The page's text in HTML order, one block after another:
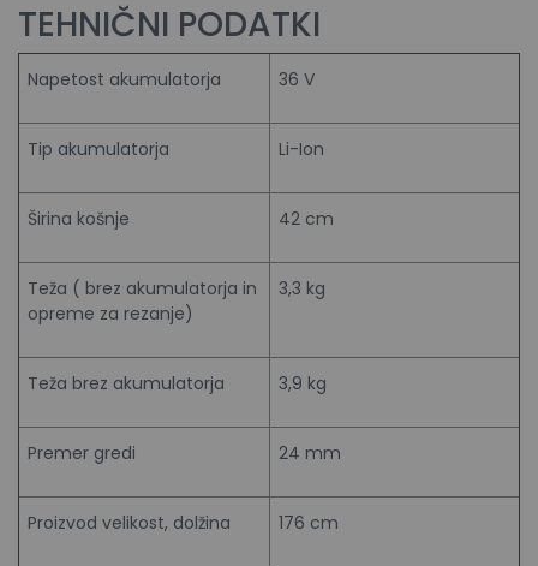
TEHNIČNI PODATKI
Napetost akumulatorja 36 V
Tip akumulatorja Li-Ion
Širina košnje 42 cm
Teža ( brez akumulatorja in
opreme za rezanje)
3,3 kg
Teža brez akumulatorja 3,9 kg
Premer gredi 24 mm
Proizvod velikost, dolžina 176 cm